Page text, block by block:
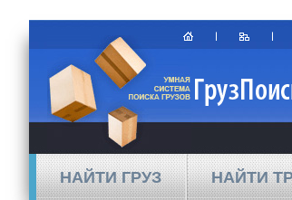
НАЙТИ ГРУЗ НАЙТИ